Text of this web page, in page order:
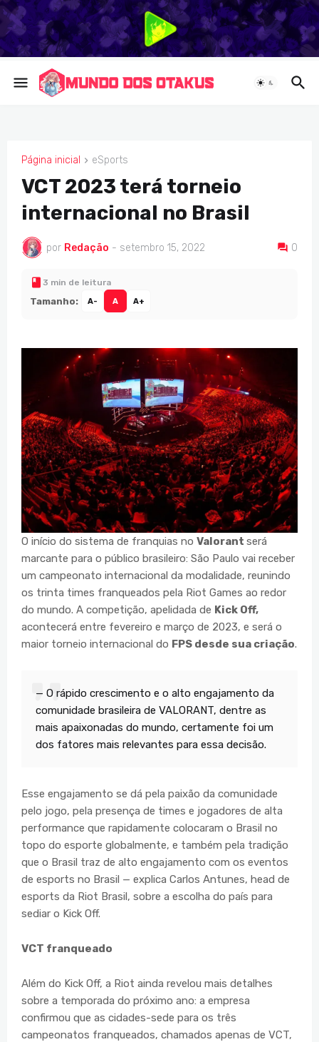
Página inicial eSports
ESPORTS
VCT 2023 terá torneio
internacional no Brasil
por Redação - setembro 15, 2022 0
3 min de leitura
Tamanho: A- A A+
O início do sistema de franquias no Valorant será
marcante para o público brasileiro: São Paulo vai receber
um campeonato internacional da modalidade, reunindo
os trinta times franqueados pela Riot Games ao redor
do mundo. A competição, apelidada de Kick Off,
acontecerá entre fevereiro e março de 2023, e será o
maior torneio internacional do FPS desde sua criação.
— O rápido crescimento e o alto engajamento da
comunidade brasileira de VALORANT, dentre as
mais apaixonadas do mundo, certamente foi um
dos fatores mais relevantes para essa decisão.
Esse engajamento se dá pela paixão da comunidade
pelo jogo, pela presença de times e jogadores de alta
performance que rapidamente colocaram o Brasil no
topo do esporte globalmente, e também pela tradição
que o Brasil traz de alto engajamento com os eventos
de esports no Brasil — explica Carlos Antunes, head de
esports da Riot Brasil, sobre a escolha do país para
sediar o Kick Off.
VCT franqueado
Além do Kick Off, a Riot ainda revelou mais detalhes
sobre a temporada do próximo ano: a empresa
confirmou que as cidades-sede para os três
campeonatos franqueados, chamados apenas de VCT,